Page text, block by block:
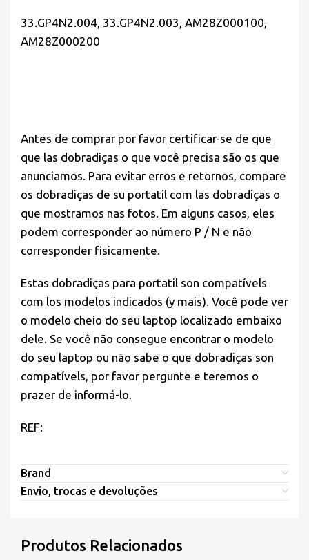
33.GP4N2.004, 33.GP4N2.003, AM28Z000100,
AM28Z000200
Antes de comprar por favor certificar-se de que
que las dobradiças o que você precisa são os que
anunciamos. Para evitar erros e retornos, compare
os dobradiças de su portatil com las dobradiças o
que mostramos nas fotos. Em alguns casos, eles
podem corresponder ao número P / N e não
corresponder fisicamente.
Estas dobradiças para portatil son compatívels
com los modelos indicados (y mais). Você pode ver
o modelo cheio do seu laptop localizado embaixo
dele. Se você não consegue encontrar o modelo
do seu laptop ou não sabe o que dobradiças son
compatívels, por favor pergunte e teremos o
prazer de informá-lo.
REF:
Brand
Envio, trocas e devoluções
Produtos Relacionados